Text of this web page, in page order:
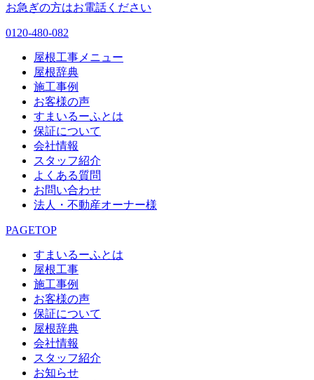
お急ぎの方はお電話ください
0120-480-082
屋根工事メニュー
屋根辞典
施工事例
お客様の声
すまいるーふとは
保証について
会社情報
スタッフ紹介
よくある質問
お問い合わせ
法人・不動産オーナー様
PAGETOP
すまいるーふとは
屋根工事
施工事例
お客様の声
保証について
屋根辞典
会社情報
スタッフ紹介
お知らせ